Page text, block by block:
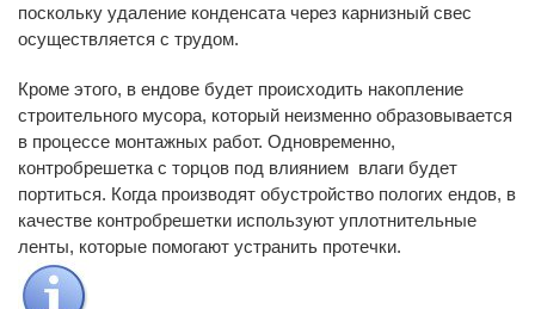
поскольку удаление конденсата через карнизный свес
осуществляется с трудом.
Кроме этого, в ендове будет происходить накопление
строительного мусора, который неизменно образовывается
в процессе монтажных работ. Одновременно,
контробрешетка с торцов под влиянием влаги будет
портиться. Когда производят обустройство пологих ендов, в
качестве контробрешетки используют уплотнительные
ленты, которые помогают устранить протечки.